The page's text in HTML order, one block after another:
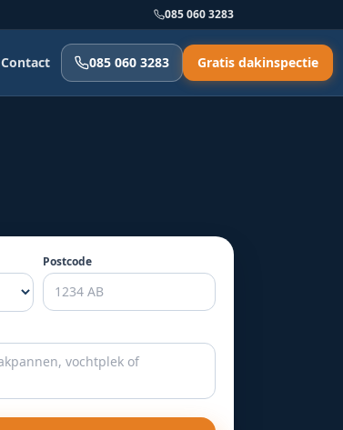
085 060 3283
Contact 085 060 3283 Gratis dakinspectie
Postcode